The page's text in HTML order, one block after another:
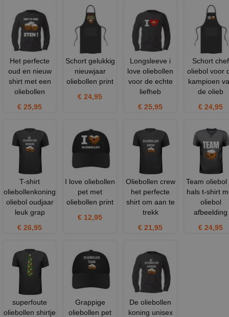
Het perfecte
oud en nieuw
shirt met een
oliebollen
€ 25,95
Schort gelukkig
nieuwjaar
oliebollen print
€ 24,95
Longsleeve i
love oliebollen
voor de echte
liefheb
€ 25,95
Schort chef
oliebol voor
kampioen
de olieb
€ 24,95
T-shirt
oliebollenkoning
oliebol oudjaar
leuk grap
€ 26,95
I love oliebollen
pet met
oliebollen print
€ 12,95
Oliebollen crew
het perfecte
shirt om aan te
trekk
€ 21,95
Team oliebol
hals t-shirt
oliebol
afbeelding
€ 24,95
superfoute
oliebollen shirtje
Grappige
oliebollen pet
De oliebollen
koning unisex